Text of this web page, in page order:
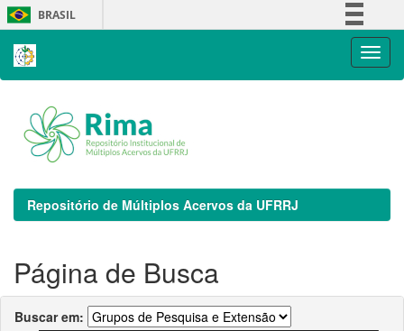
Skip
navigation
BRASIL
Repositório de Múltiplos Acervos da UFRRJ
Página de Busca
Buscar em: